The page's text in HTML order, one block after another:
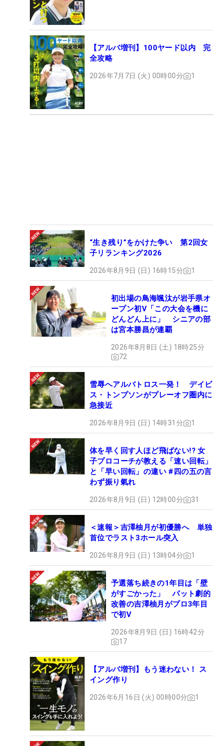
【アルバ増刊】100ヤード以内 完
全攻略
2026年7月7日 (火) 00時00分 1
“生き残り”をかけた争い 第2回女
子リランキング2026
2026年8月9日 (日) 16時15分 1
初出場の鳥海颯汰が岩手県オ
ープン初V「この大会を機に
どんどん上に」 シニアの部
は宮本勝昌が連覇
2026年8月8日 (土) 18時25分
72
雪辱へアルバトロス一発！ デイビ
ス・トンプソンがプレーオフ圏内に
急接近
2026年8月9日 (日) 14時31分 1
体を早く回す人ほど飛ばない!? 女
子プロコーチが教える「速い回転」
と「早い回転」の違い #四の五の言
わず振り氣れ
2026年8月9日 (日) 12時00分 31
＜速報＞吉澤柚月が初優勝へ 単独
首位でラスト3ホール突入
2026年8月9日 (日) 13時04分 1
予選落ち続きの1年目は「壁
がすごかった」 パット劇的
改善の吉澤柚月がプロ3年目
で初V
2026年8月9日 (日) 16時42分
17
【アルバ増刊】もう迷わない！ ス
イング作り
2026年6月16日 (火) 00時00分 1